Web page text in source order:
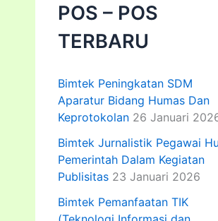
u
k
:
POS – POS
TERBARU
Bimtek Peningkatan SDM
Aparatur Bidang Humas Dan
Keprotokolan 26 Januari
Bimtek Jurnalistik Pegawai
Pemerintah Dalam Kegiatan
Publisitas 23 Januari 2026
Bimtek Pemanfaatan TIK